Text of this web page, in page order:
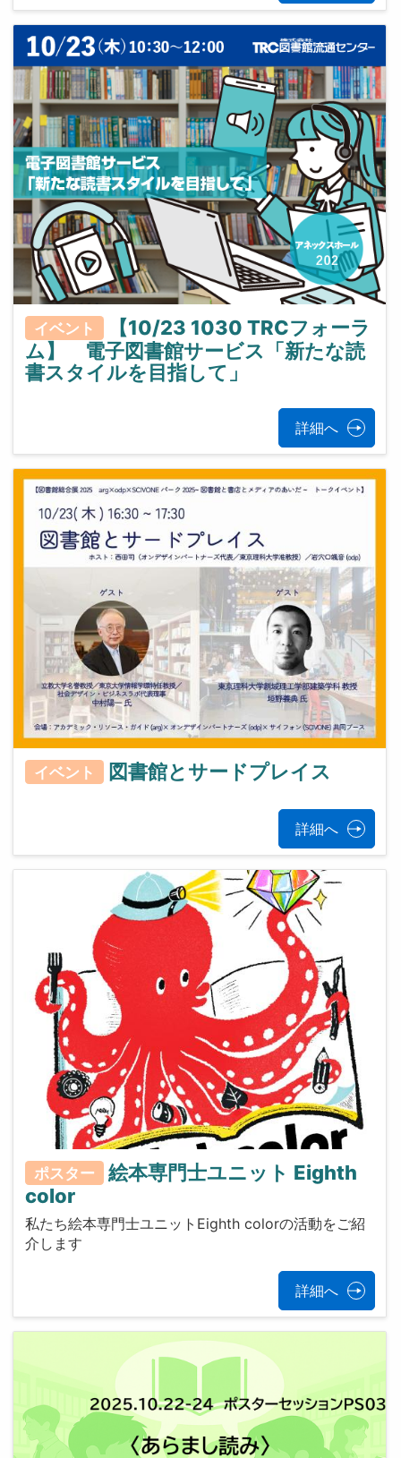
イベント
【10/23 1030 TRCフォーラ
ム】 電子図書館サービス「新たな読
書スタイルを目指して」
詳細へ
イベント 図書館とサードプレイス
詳細へ
ポスター
絵本専門士ユニット Eighth
color
私たち絵本専門士ユニットEighth colorの活動をご紹
介します
詳細へ